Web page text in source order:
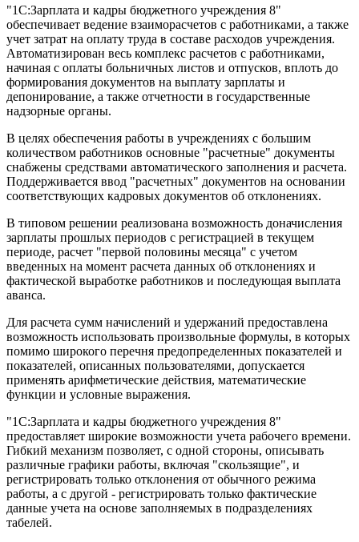
"1С:Зарплата и кадры бюджетного учреждения 8"
обеспечивает ведение взаиморасчетов с работниками, а также
учет затрат на оплату труда в составе расходов учреждения.
Автоматизирован весь комплекс расчетов с работниками,
начиная с оплаты больничных листов и отпусков, вплоть до
формирования документов на выплату зарплаты и
депонирование, а также отчетности в государственные
надзорные органы.
В целях обеспечения работы в учреждениях с большим
количеством работников основные "расчетные" документы
снабжены средствами автоматического заполнения и расчета.
Поддерживается ввод "расчетных" документов на основании
соответствующих кадровых документов об отклонениях.
В типовом решении реализована возможность доначисления
зарплаты прошлых периодов с регистрацией в текущем
периоде, расчет "первой половины месяца" с учетом
введенных на момент расчета данных об отклонениях и
фактической выработке работников и последующая выплата
аванса.
Для расчета сумм начислений и удержаний предоставлена
возможность использовать произвольные формулы, в которых
помимо широкого перечня предопределенных показателей и
показателей, описанных пользователями, допускается
применять арифметические действия, математические
функции и условные выражения.
"1С:Зарплата и кадры бюджетного учреждения 8"
предоставляет широкие возможности учета рабочего времени.
Гибкий механизм позволяет, с одной стороны, описывать
различные графики работы, включая "скользящие", и
регистрировать только отклонения от обычного режима
работы, а с другой - регистрировать только фактические
данные учета на основе заполняемых в подразделениях
табелей.